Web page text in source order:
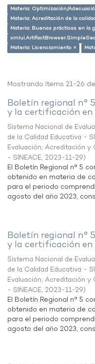
Materia: Optimización/
Materia: Acreditación de la
Materia: Buenas prácticas en la
Materia: Licenciamiento ×
Mostrando ítems 21-26
Boletín regional n°
y la certificación en
Sistema Nacional de
de la Calidad Educativa -
Evaluación, Acreditación
- SINEACE, 2023-11-29)
El Boletín Regional n° 5
obtenido en materia de
para el periodo
agosto del año 2023,
Boletín regional n°
y la certificación en
Sistema Nacional de
de la Calidad Educativa -
Evaluación, Acreditación
- SINEACE, 2023-11-29)
El Boletín Regional n° 5
obtenido en materia de
para el periodo
agosto del año 2023,